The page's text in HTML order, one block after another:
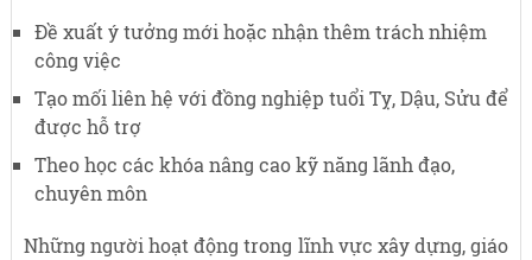
Đề xuất ý tưởng mới hoặc nhận thêm trách nhiệm
công việc
Tạo mối liên hệ với đồng nghiệp tuổi Tỵ, Dậu, Sửu để
được hỗ trợ
Theo học các khóa nâng cao kỹ năng lãnh đạo,
chuyên môn
Những người hoạt động trong lĩnh vực xây dựng, giáo